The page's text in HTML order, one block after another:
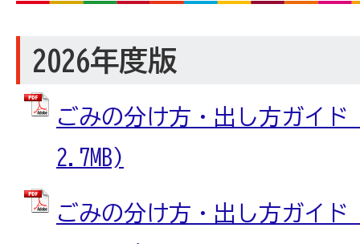
2026年度版
ごみの分け方・出し方ガイド
2.7MB)
ごみの分け方・出し方ガイド